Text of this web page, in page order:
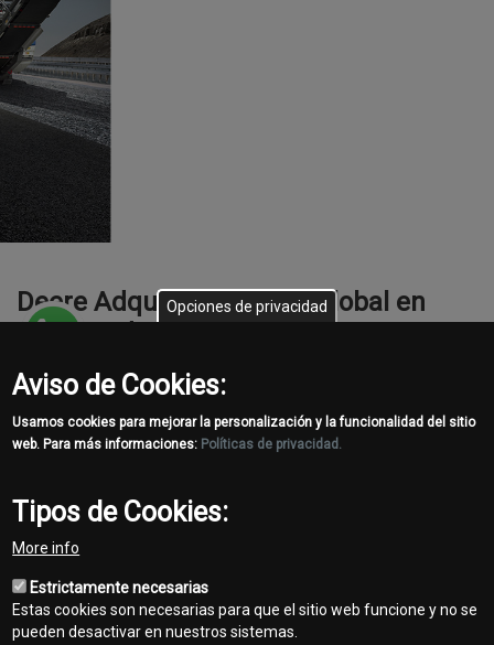
Deere Adquiere un Líder Global en
Equipos de Construcción de Caminos
John Deere ha adquirido Wirtgen Group que cuenta con cinco
excelentes marcas en el sector de construcción de caminos, que
abarcan fresado, procesamiento, mezclado, pavimentación,
satisfacer mejor la necesidad en crecimiento de desarrollo de
infraestructuras y mejoras en todo el mundo.
Más Acerca de Wirtgen
Opciones de privacidad
Aviso de Cookies:
Usamos cookies para mejorar la personalización y la funcionalidad del sitio
web. Para más informaciones: Políticas de privacidad.
Tipos de Cookies:
More info
Estrictamente necesarias
Estas cookies son necesarias para que el sitio web funcione y no se
pueden desactivar en nuestros sistemas.